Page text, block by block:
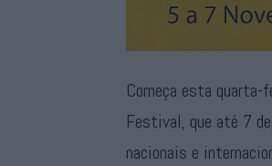
Começa esta
Festival, que até 7
nacionais e